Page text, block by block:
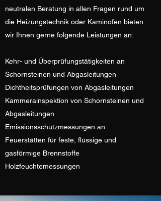
neutralen Beratung in allen Fragen rund um
die Heizungstechnik oder Kaminöfen bieten
wir Ihnen gerne folgende Leistungen an:
Kehr- und Überprüfungstätigkeiten an
Schornsteinen und Abgasleitungen
Dichtheitsprüfungen von Abgasleitungen
Kammerainspektion von Schornsteinen und
Abgasleitungen
Emissionsschutzmessungen an
Feuerstätten für feste, flüssige und
gasförmige Brennstoffe
Holzfeuchtemessungen